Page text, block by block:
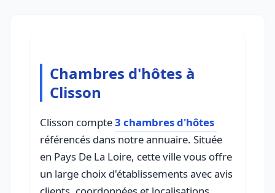
Chambres d'hôtes à
Clisson
Clisson compte3 chambres d'hôtes
référencés dans notre annuaire. Située
en Pays De La Loire, cette ville vous offre
un large choix d'établissements avec avis